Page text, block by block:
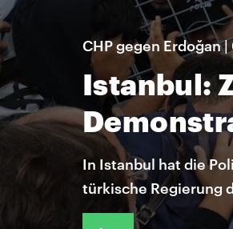
CHP gegen Erdoğan
Istanbul:
In Istanbul hat die
türkische Regierung